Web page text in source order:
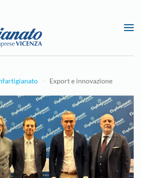
principale
Export e innovazione